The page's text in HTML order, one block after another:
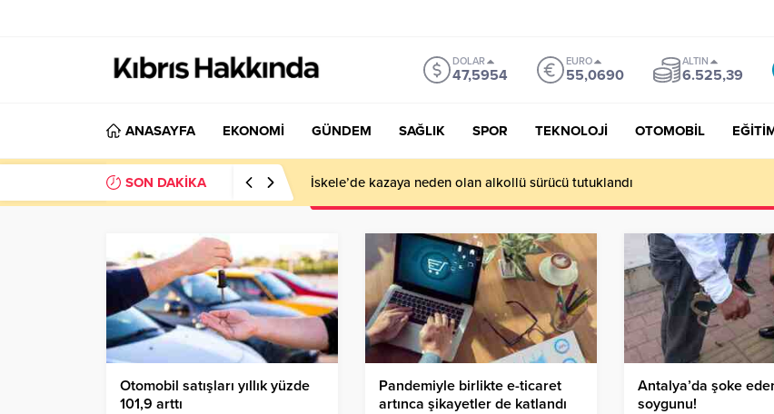
DOLAR
47,5954
EURO
55,0690
ALTIN
6.525,39
ANASAYFA EKONOMİ GÜNDEM SAĞLIK SPOR TEKNOLOJİ OTOMOBİL
SON DAKİKA İskele’de kazaya neden olan alkollü sürücü tutuklandı
Otomobil satışları yıllık yüzde
101,9 arttı
Pandemiyle birlikte e-ticaret
artınca şikayetler de katlandı
Antalya’da şoke
soygunu!